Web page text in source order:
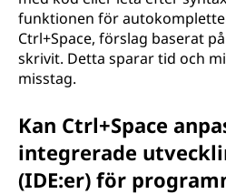
funktionen för
Ctrl+Space, förslag baserat
skrivit. Detta sparar tid och
misstag.
Kan Ctrl+Space
integrerade
(IDE:er) för